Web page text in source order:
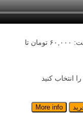
محدوده قیمت: ۶۰,۰۰۰ تومان تا
انتخاب کنید
More info